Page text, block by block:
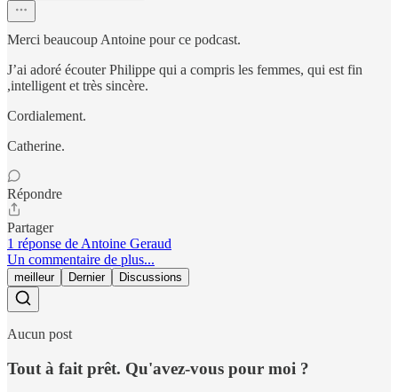
Merci beaucoup Antoine pour ce podcast.
J’ai adoré écouter Philippe qui a compris les femmes, qui est fin
,intelligent et très sincère.
Cordialement.
Catherine.
Répondre
Partager
1 réponse de Antoine Geraud
Un commentaire de plus...
meilleur Dernier Discussions
Aucun post
Tout à fait prêt. Qu'avez-vous pour moi ?